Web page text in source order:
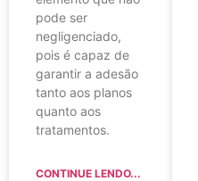
pode ser
negligenciado,
pois é capaz de
garantir a adesão
tanto aos planos
quanto aos
tratamentos.
CONTINUE LENDO...